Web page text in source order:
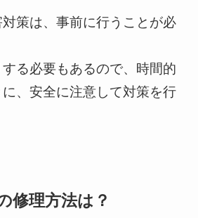
策は、事前に行うことが必
る必要もあるので、時間的
、安全に注意して対策を行
修理方法は？